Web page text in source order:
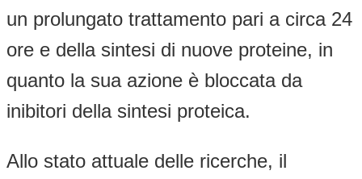
un prolungato trattamento pari a circa 24
ore e della sintesi di nuove proteine, in
quanto la sua azione è bloccata da
inibitori della sintesi proteica.
Allo stato attuale delle ricerche, il